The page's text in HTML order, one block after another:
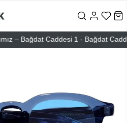
– Bağdat Caddesi 1 - Bağdat